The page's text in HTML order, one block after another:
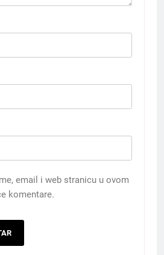
email i web stranicu u ovom
komentare.